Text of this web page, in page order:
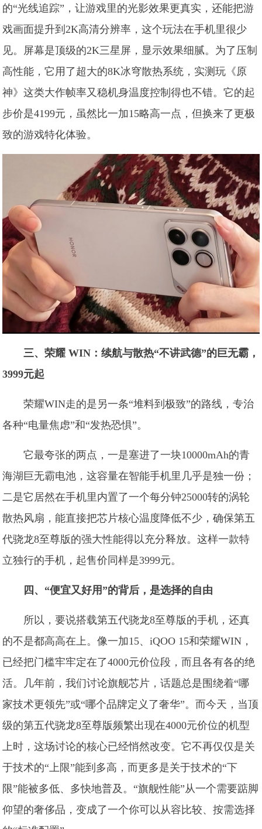
的“光线追踪”，让游戏里的光影效果更真实，还能把游
戏画面提升到2K高清分辨率，这个玩法在手机里很少
见。屏幕是顶级的2K三星屏，显示效果细腻。为了压制
高性能，它用了超大的8K冰穹散热系统，实测玩《原
神》这类大作帧率又稳机身温度控制得也不错。它的起
步价是4199元，虽然比一加15略高一点，但换来了更极
致的游戏特化体验。
三、荣耀 WIN：续航与散热“不讲武德”的巨无霸，
3999元起
荣耀WIN走的是另一条“堆料到极致”的路线，专治
各种“电量焦虑”和“发热恐惧”。
它最夸张的两点，一是塞进了一块10000mAh的青
海湖巨无霸电池，这容量在智能手机里几乎是独一份；
二是它居然在手机里内置了一个每分钟25000转的涡轮
散热风扇，能直接把芯片核心温度降低不少，确保第五
代骁龙8至尊版的强大性能得以充分释放。这样一款特
立独行的手机，起售价同样是3999元。
四、“便宜又好用”的背后，是选择的自由
所以，要说搭载第五代骁龙8至尊版的手机，还真
的不是都高高在上。像一加15、iQOO 15和荣耀WIN，
已经把门槛牢牢定在了4000元价位段，而且各有各的绝
活。几年前，我们讨论旗舰芯片，话题总是围绕着“哪
家技术更领先”或“哪个品牌定义了奢华”。而今天，当顶
级的第五代骁龙8至尊版频繁出现在4000元价位的机型
上时，这场讨论的核心已经悄然改变。它不再仅仅是关
于技术的“上限”能到多高，而更多是关于技术的“下
限”能被多低、多快地普及。“旗舰性能”从一个需要踮脚
仰望的奢侈品，变成了一个你可以从容比较、按需选择